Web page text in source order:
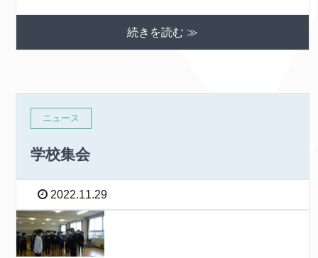
続きを読む ≫
ニュース
学校集会
2022.11.29